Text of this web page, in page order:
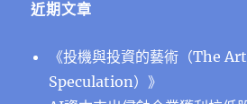
近期文章
《投機與投資的藝術（The
Speculation）》